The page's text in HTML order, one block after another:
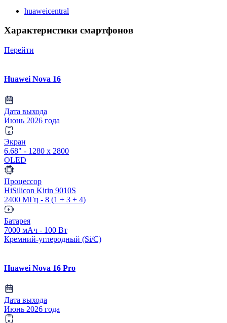
huaweicentral
Характеристики смартфонов
Перейти
Huawei Nova 16
Дата выхода
Июнь 2026 года
Экран
6.68" - 1280 x 2800
OLED
Процессор
HiSilicon Kirin 9010S
2400 МГц - 8 (1 + 3 + 4)
Батарея
7000 мАч - 100 Вт
Кремний-углеродный (Si/C)
Huawei Nova 16 Pro
Дата выхода
Июнь 2026 года